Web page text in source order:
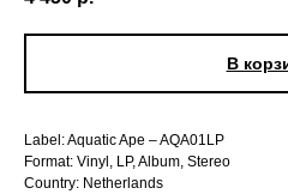
В
Label: Aquatic Ape – AQA01LP
Format: Vinyl, LP, Album, Stereo
Country: Netherlands